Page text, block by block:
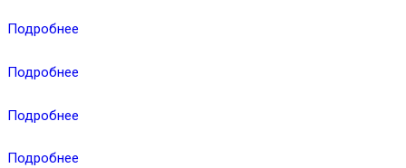
Подробнее
Подробнее
Подробнее
Подробнее